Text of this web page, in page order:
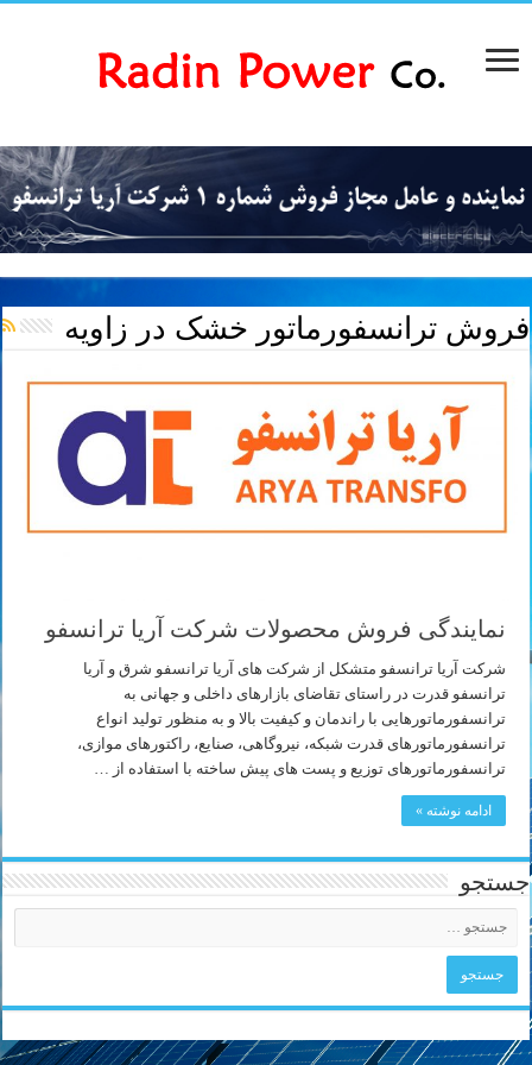
فروش ترانسفورماتور خشک در زاویه
نمایندگی فروش محصولات شرکت آریا ترانسفو
شرکت آریا ترانسفو متشکل از شرکت های آریا ترانسفو شرق و آریا
ترانسفو قدرت در راستای تقاضای بازارهای داخلی و جهانی به
ترانسفورماتورهایی با راندمان و کیفیت بالا و به منظور تولید انواع
ترانسفورماتورهای قدرت شبکه، نیروگاهی، صنایع، راکتورهای موازی،
ترانسفورماتورهای توزیع و پست های پیش ساخته با استفاده از …
ادامه نوشته »
جستجو